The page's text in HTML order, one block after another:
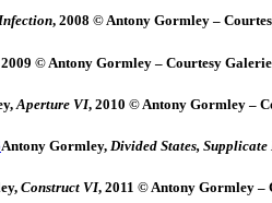
, 2008 © Antony Gormley –
© Antony Gormley – Courtesy
Aperture VI, 2010 © Antony Gormley –
Antony Gormley, Divided States, Supplicate
Construct VI, 2011 © Antony Gormley –